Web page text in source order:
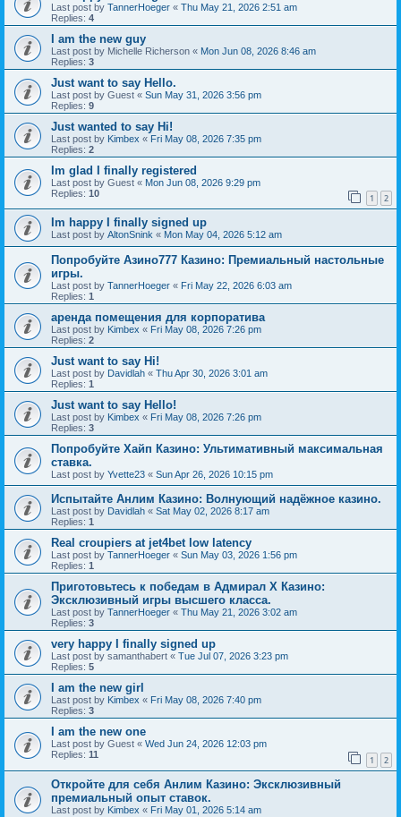
Last post by TannerHoeger « Thu May 21, 2026 2:51 am
Replies: 4
I am the new guy
Last post by Michelle Richerson « Mon Jun 08, 2026 8:46 am
Replies: 3
Just want to say Hello.
Last post by Guest « Sun May 31, 2026 3:56 pm
Replies: 9
Just wanted to say Hi!
Last post by Kimbex « Fri May 08, 2026 7:35 pm
Replies: 2
Im glad I finally registered
Last post by Guest « Mon Jun 08, 2026 9:29 pm
Replies: 10 1 2
Im happy I finally signed up
Last post by AltonSnink « Mon May 04, 2026 5:12 am
Попробуйте Азино777 Казино: Премиальный настольные
игры.
Last post by TannerHoeger « Fri May 22, 2026 6:03 am
Replies: 1
аренда помещения для корпоратива
Last post by Kimbex « Fri May 08, 2026 7:26 pm
Replies: 2
Just want to say Hi!
Last post by Davidlah « Thu Apr 30, 2026 3:01 am
Replies: 1
Just want to say Hello!
Last post by Kimbex « Fri May 08, 2026 7:26 pm
Replies: 3
Попробуйте Хайп Казино: Ультимативный максимальная
ставка.
Last post by Yvette23 « Sun Apr 26, 2026 10:15 pm
Испытайте Анлим Казино: Волнующий надёжное казино.
Last post by Davidlah « Sat May 02, 2026 8:17 am
Replies: 1
Real croupiers at jet4bet low latency
Last post by TannerHoeger « Sun May 03, 2026 1:56 pm
Replies: 1
Приготовьтесь к победам в Адмирал Х Казино:
Эксклюзивный игры высшего класса.
Last post by TannerHoeger « Thu May 21, 2026 3:02 am
Replies: 3
very happy I finally signed up
Last post by samanthabert « Tue Jul 07, 2026 3:23 pm
Replies: 5
I am the new girl
Last post by Kimbex « Fri May 08, 2026 7:40 pm
Replies: 3
I am the new one
Last post by Guest « Wed Jun 24, 2026 12:03 pm
Replies: 11 1 2
Откройте для себя Анлим Казино: Эксклюзивный
премиальный опыт ставок.
Last post by Kimbex « Fri May 01, 2026 5:14 am